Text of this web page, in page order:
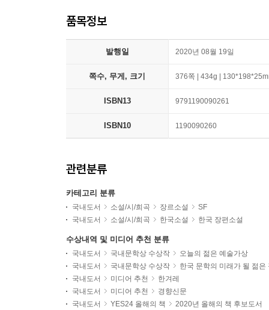
품목정보
발행일 2020년 08월 19일
쪽수, 무게, 크기 376쪽 | 434g |
ISBN13 9791190090261
ISBN10 1190090260
관련분류
카테고리 분류
국내도서 소설/시/희곡 장르소설
SF
국내도서
소설/시/희곡 한국소설 한국 장편소설
수상내역 및 미디어 추천 분류
국내도서 국내문학상 수상작
오늘의 젊은 예술가상
국내도서
국내문학상 수상작
한국 문학의 미래가 될 젊은
국내도서
미디어 추천
한겨레
국내도서
미디어 추천
경향신문
국내도서
YES24 올해의 책
2020년 올해의 책 후보도서